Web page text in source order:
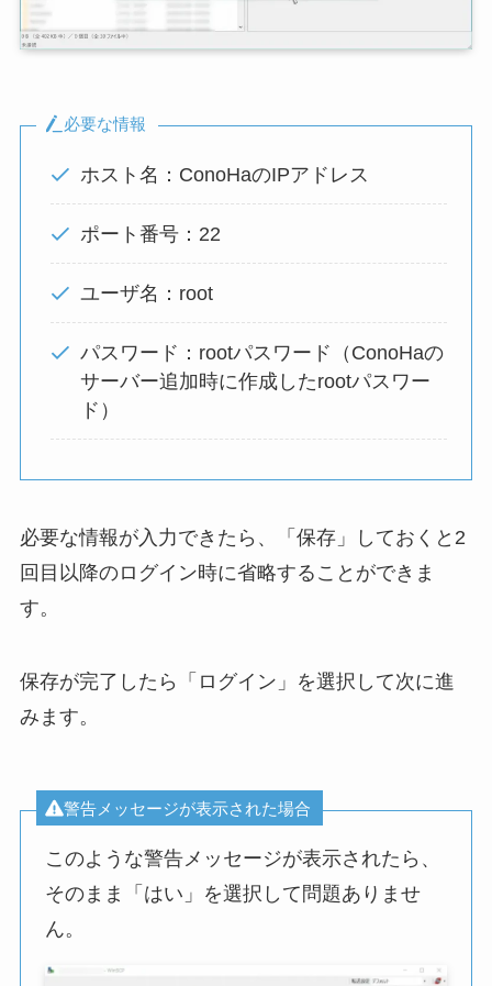
必要な情報
ホスト名：ConoHaのIPアドレス
ポート番号：22
ユーザ名：root
パスワード：rootパスワード（ConoHaの
サーバー追加時に作成したrootパスワー
ド）
必要な情報が入力できたら、「保存」しておくと2
回目以降のログイン時に省略することができま
す。
保存が完了したら「ログイン」を選択して次に進
みます。
警告メッセージが表示された場合
このような警告メッセージが表示されたら、
そのまま「はい」を選択して問題ありませ
ん。